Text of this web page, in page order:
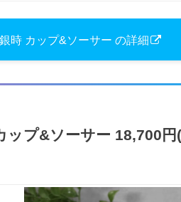
時 カップ&ソーサー の詳細
プ&ソーサー 18,700円